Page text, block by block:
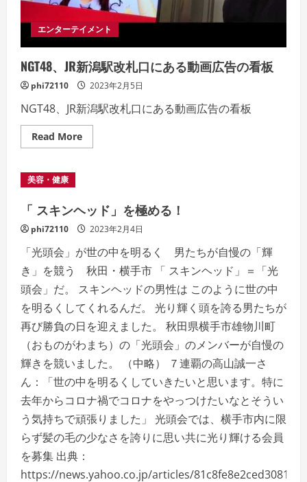
エンターテイメント
NGT48、JR新潟駅改札口にある動画広告の看板
phi72110 2023年2月5日
NGT48、JR新潟駅改札口にある動画広告の看板
Read MoreRead
more
改
札
口
あ
る
動
画
広
の
看
板
美容・健康
「 スキンヘッド」を極める！
phi72110 2023年2月4日
「光頭会」が世の中を明るく 男たちが自慢の「輝
き」を競う 秋田・横手市 「 スキンヘッド」＝「光
頭会」だ。 スキンヘッドの男性は このように世の中
を明るくしてくれるんだ。 光り輝く頭を誇る男たちが
再び勝負の日を迎えました。 秋田県横手市雄物川町
（おものがわまち）の「光頭会」のメンバーが自慢の
輝きを競いました。 （中略） ７連覇の高山誠一さ
ん：「世の中を明るくしていきたいと思います。特に
去年からコロナ禍でコロナをやっつけたいなとそうい
う気持ちで頑張りました」 光頭会では、横手市内に限
らず髪の毛の少なさを誇りに思い共に光り輝ける会員
を募集 出典：
https://news.yahoo.co.jp/articles/